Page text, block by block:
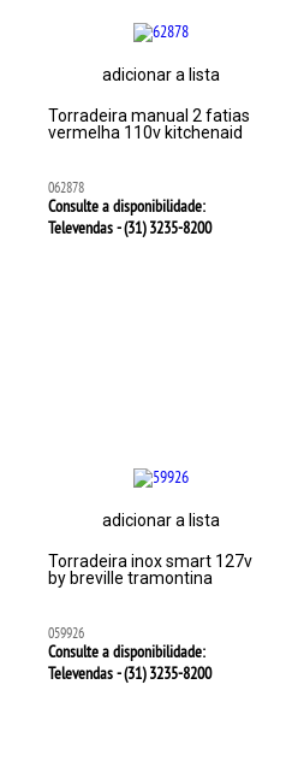
adicionar a lista
Torradeira manual 2 fatias
vermelha 110v kitchenaid
062878
Consulte a disponibilidade:
Televendas - (31)3235-8200
adicionar a lista
Torradeira inox smart 127v
by breville tramontina
059926
Consulte a disponibilidade:
Televendas - (31)3235-8200